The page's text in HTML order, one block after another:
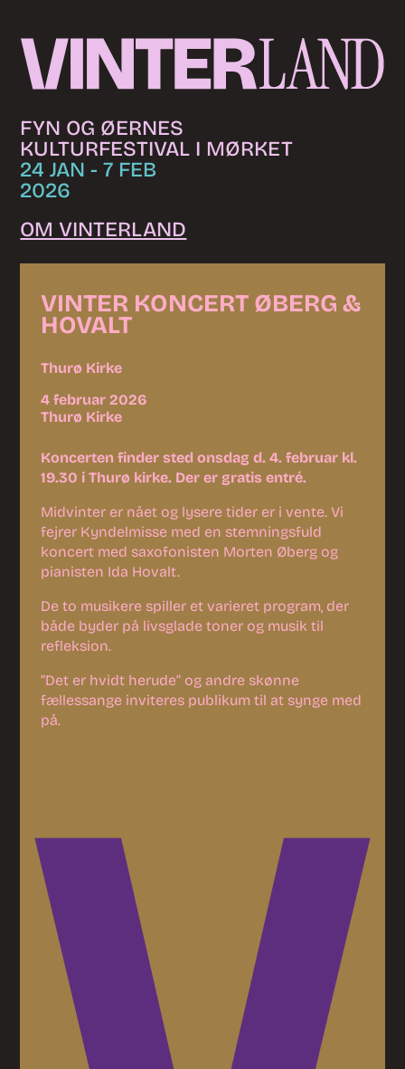
FYN OG ØERNES
KULTURFESTIVAL I MØRKET
24 JAN - 7 FEB
2026
OM VINTERLAND
VINTER KONCERT ØBERG &
HOVALT
Thurø Kirke
4 februar 2026
Thurø Kirke
Koncerten finder sted onsdag d. 4. februar kl.
19.30 i Thurø kirke. Der er gratis entré.
Midvinter er nået og lysere tider er i vente. Vi
fejrer Kyndelmisse med en stemningsfuld
koncert med saxofonisten Morten Øberg og
pianisten Ida Hovalt.
De to musikere spiller et varieret program, der
både byder på livsglade toner og musik til
refleksion.
”Det er hvidt herude” og andre skønne
fællessange inviteres publikum til at synge med
på.